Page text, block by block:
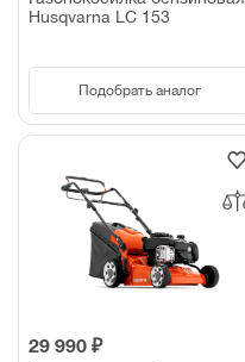
Husqvarna LC 153
Подобрать аналог
29 990 ₽